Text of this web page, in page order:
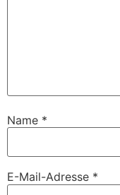
Name *
E-Mail-Adresse *